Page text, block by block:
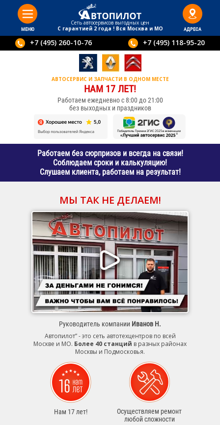
МЕНЮ
Сеть автосервисов выгодныx цен
С гарантией 2 года ! Вся Москва и МО
АДРЕСА
+7 (495) 260-10-76 +7 (495) 118-95-20
АВТОСЕРВИС И ЗАПЧАСТИ В ОДНОМ МЕСТЕ
НАМ 17 ЛЕТ!
Работаем ежедневно с 8:00 до 21:00
без выходных и праздников
Работаем без сюрпризов и всегда на связи!
Соблюдаем сроки и калькуляцию!
Слушаем клиента, работаем на результат!
МЫ ТАК НЕ ДЕЛАЕМ!
Руководитель компании Иванов Н.
Автопилот” - это сеть автотехцентров по всей
Москве и МО. Более 40 станций в разных районах
Москвы и Подмосковья.
Нам 17 лет!
Осуществляем ремонт
любой сложности